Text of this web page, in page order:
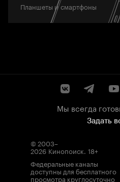
Планшеты и смартфоны
Мы всегда
Задать
© 2003–
2026 Кинопоиск. 18+
Федеральные каналы
доступны для бесплатного
просмотра круглосуточно